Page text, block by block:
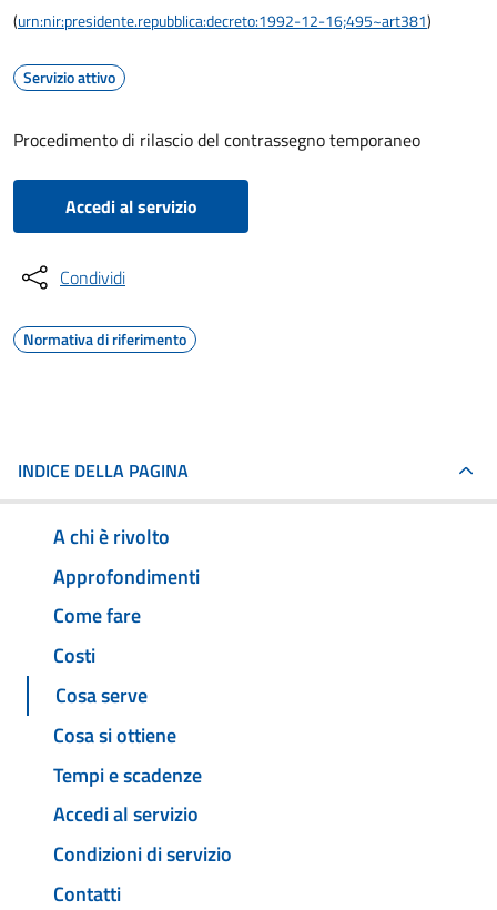
(urn:nir:presidente.repubblica:decreto:1992-12-16;495~art381)
Servizio attivo
Procedimento di rilascio del contrassegno temporaneo
Accedi al servizio
Condividi
Normativa di riferimento
INDICE DELLA PAGINA
A chi è rivolto
Approfondimenti
Come fare
Costi
Cosa serve
Cosa si ottiene
Tempi e scadenze
Accedi al servizio
Condizioni di servizio
Contatti